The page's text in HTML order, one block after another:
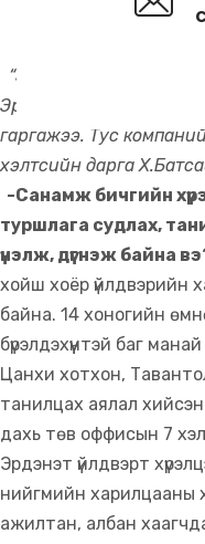
“Эрдэнэс-
Эрдэнэт үйлдвэрийн
гаргажээ. Тус
хэлтсийн дарга
-Санамж бичгийн
туршлага судлах,
үнэлж, дүгнэж байна
хойш хоёр үйлдвэрийн
байна. 14 хоногийн
бүрэлдэхүүнтэй баг
Цанхи хотхон,
танилцах аялал
дахь төв оффисын 7
Эрдэнэт үйлдвэрт
нийгмийн харилцааны
ажилтан, албан